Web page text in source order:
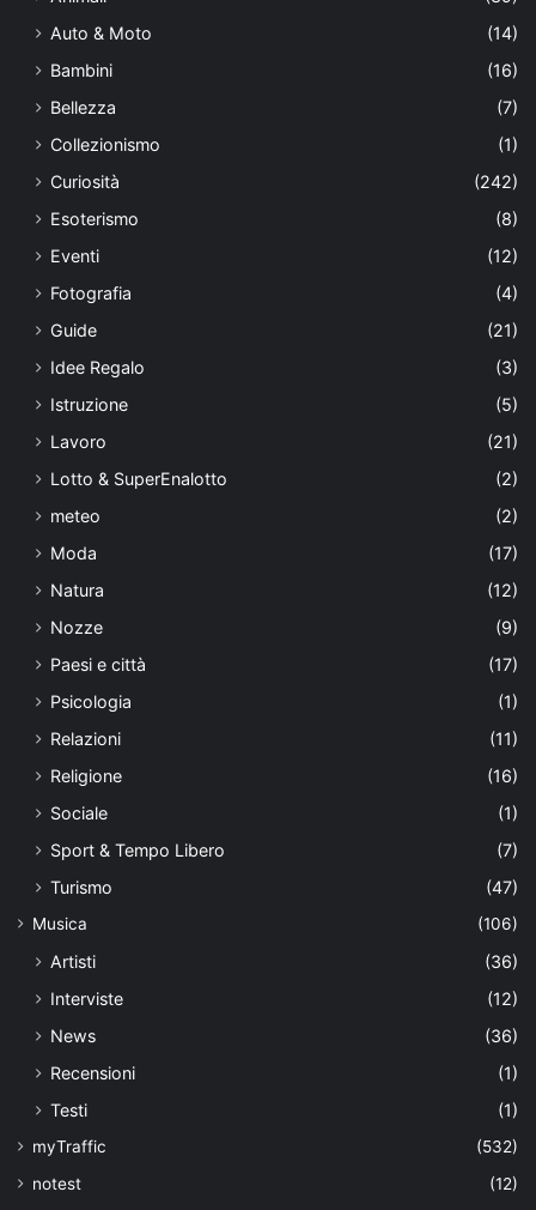
Auto & Moto
(14)
Bambini
(16)
Bellezza
(7)
Collezionismo
(1)
Curiosità
(242)
Esoterismo
(8)
Eventi
(12)
Fotografia
(4)
Guide
(21)
Idee Regalo
(3)
Istruzione
(5)
Lavoro
(21)
Lotto & SuperEnalotto
(2)
meteo
(2)
Moda
(17)
Natura
(12)
Nozze
(9)
Paesi e città
(17)
Psicologia
(1)
Relazioni
(11)
Religione
(16)
Sociale
(1)
Sport & Tempo Libero
(7)
Turismo
(47)
Musica (106)
Artisti
(36)
Interviste
(12)
News
(36)
Recensioni
(1)
Testi
(1)
myTraffic
(532)
notest
(12)